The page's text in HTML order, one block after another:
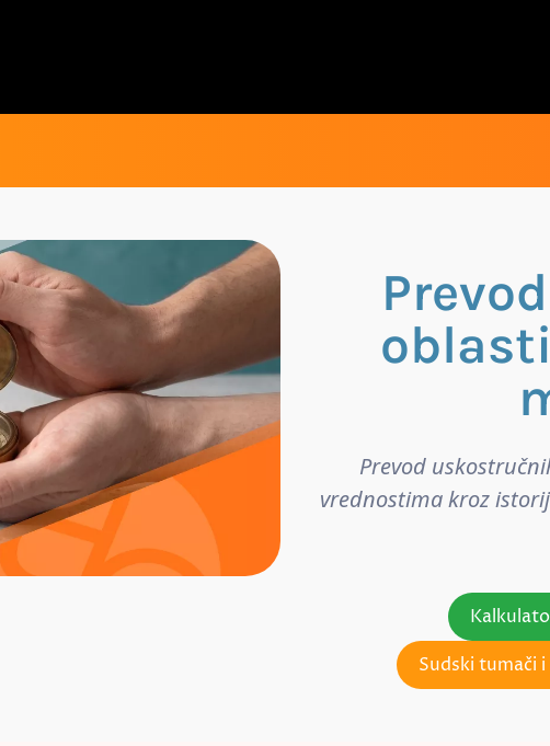
Prevod
vrednostima kroz
Sudski tumači